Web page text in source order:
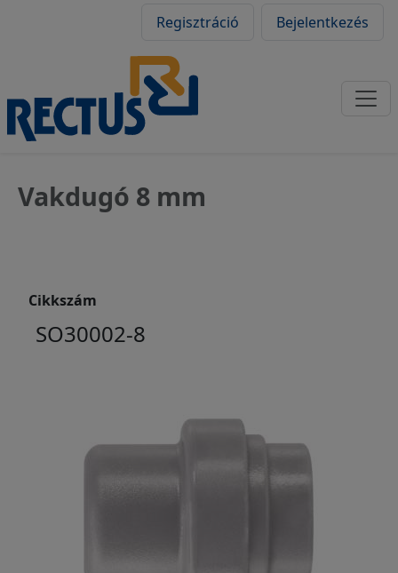
Felhasználói fiókRegisztráció Bejelentkezés
Vakdugó 8 mm
Cikkszám
SO30002-8